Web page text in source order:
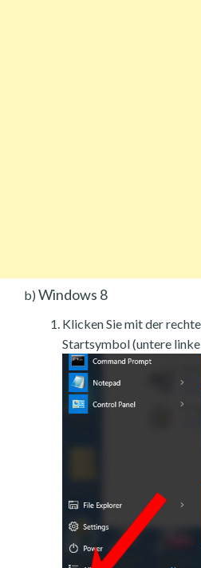
b) Windows 8
Klicken Sie mit der
Startsymbol (untere linke